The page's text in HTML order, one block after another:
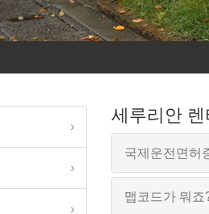
세루리안
국제운전면허
맵코드가 뭐죠